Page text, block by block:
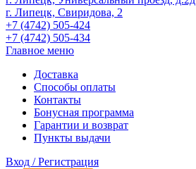
г. Липецк, Свиридова, 2
+7 (4742) 505-424
+7 (4742) 505-434
Главное меню
Доставка
Способы оплаты
Контакты
Бонусная программа
Гарантии и возврат
Пункты выдачи
Вход / Регистрация